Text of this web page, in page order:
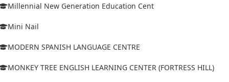
Millennial New Generation Education Cent
Mini Nail
MODERN SPANISH LANGUAGE CENTRE
MONKEY TREE ENGLISH LEARNING CENTER (FORTRESS HILL)